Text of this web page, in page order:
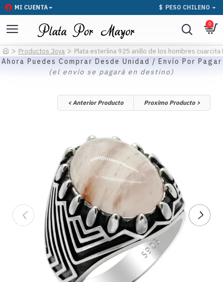
MI CUENTA $ PESO CHILENO
0
Productos Joya Plata esterlina 925 anillo de los hombres
Ahora Puedes Comprar Desde Unidad / Envío Por Pagar
(el envío se pagará en destino)
< Anterior Producto Proximo Producto >